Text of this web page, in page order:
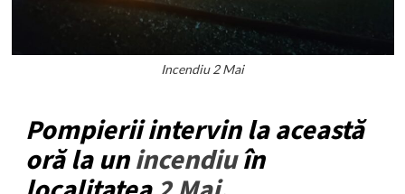
Incendiu 2 Mai
Pompierii intervin la această
oră la unincendiuîn